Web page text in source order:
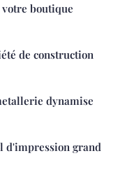
boutique
de construction
dynamise
d'impression grand